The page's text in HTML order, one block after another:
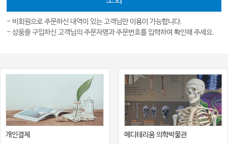
- 비회원으로 주문하신 내역이 있는 고객님만 이용이 가능합니다.
- 상품을 구입하신 고객님의 주문자명과 주문번호를 입력하여 확인해 주세요.
개인결제 메디테리움 의학박물관